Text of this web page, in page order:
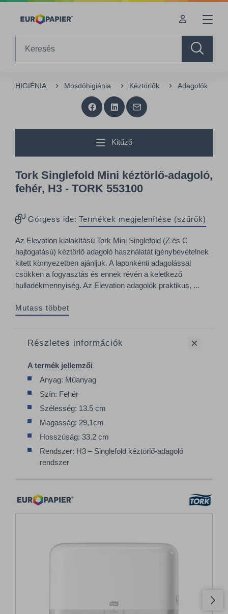
Table Of Content
Kiegészítő termékek
Az Önt érdeklő termékek
HIGIÉNIA Mosdóhigiénia Kéztörlők Adagolók
Kitűző
Tork Singlefold Mini kéztörlő-adagoló,
fehér, H3 - TORK 553100
Görgess ide: Termékek megjelenítése (szűrők)
Az Elevation kialakítású Tork Mini Singlefold (Z és C
hajtogatású) kéztörlő adagoló használatát igénybevételnek
kitett környezetben ajánljuk. A laponkénti adagolással
csökken a fogyasztás és ennek révén a keletkező
hulladékmennyiség. Az Elevation adagolók praktikus, ...
Mutass többet
Részletes információk
A termék jellemzői
Anyag: Műanyag
Szín: Fehér
Szélesség: 13.5 cm
Magasság: 29,1cm
Hosszúság: 33.2 cm
Rendszer: H3 – Singlefold kéztörlő-adagoló
rendszer